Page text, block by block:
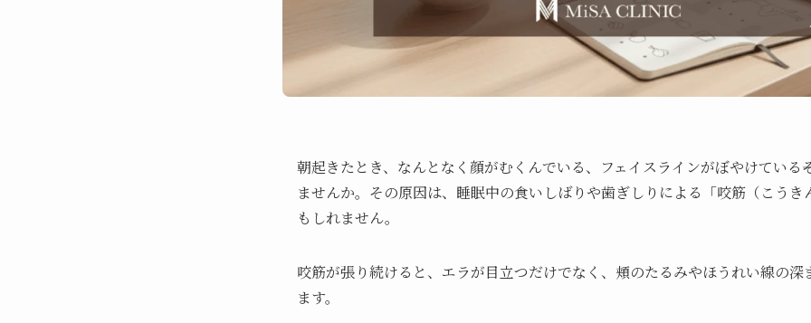
朝起きたとき、なんとなく顔がむくんでいる、フェイスラインがぼやけている――
ませんか。その原因は、睡眠中の食いしばりや歯ぎしりによる「咬筋（こうき
もしれません。
咬筋が張り続けると、エラが目立つだけでなく、頬のたるみやほうれい線の深
ます。